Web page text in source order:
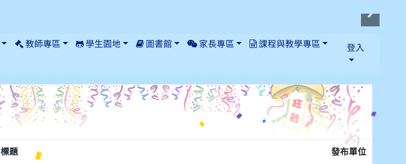
教師專區 學生園地 圖書館 家長專區 課程與教學專區 登入
標題 發布單位